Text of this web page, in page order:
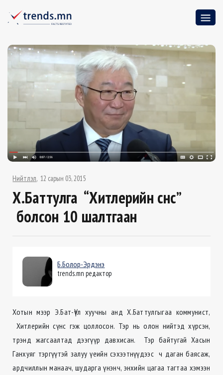
Нийтлэл 12 сарын 03, 2015
Х.Баттулга “Хитлерийн сүнс”
болсон 10 шалтгаан
Б.Болор-Эрдэнэ
trends.mn редактор
Хотын мээр Э.Бат-Үүл хуучны анд Х.Баттулгыгаа коммунист,
Хитлерийн сүнс гэж цоллосон. Тэр нь олон нийтэд хүрсэн,
трэнд жагсаалтад дээгүүр давхисан. Тэр байтугай Хасын
Ганхуяг тэргүүтэй залуу үеийн сэхээтнүүдээс ч даган баясаж,
ардчиллын манаач, шударга үнэнч, энхийн цагаа тагтаа хэмээн